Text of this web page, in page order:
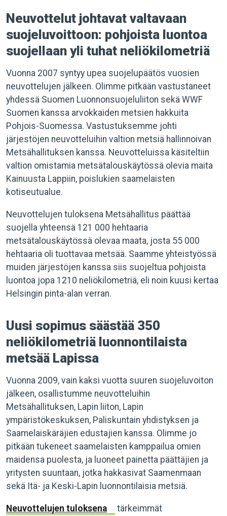
Neuvottelut johtavat valtavaan
suojeluvoittoon: pohjoista luontoa
suojellaan yli tuhat neliökilometriä
Vuonna 2007 syntyy upea suojelupäätös vuosien
neuvottelujen jälkeen. Olimme pitkään vastustaneet
yhdessä Suomen Luonnonsuojeluliiton sekä WWF
Suomen kanssa arvokkaiden metsien hakkuita
Pohjois-Suomessa. Vastustuksemme johti
järjestöjen neuvotteluihin valtion metsiä hallinnoivan
Metsähallituksen kanssa. Neuvotteluissa käsiteltiin
valtion omistamia metsätalouskäytössä olevia maita
Kainuusta Lappiin, poislukien saamelaisten
kotiseutualue.
Neuvottelujen tuloksena Metsähallitus päättää
suojella yhteensä 121 000 hehtaaria
metsätalouskäytössä olevaa maata, josta 55 000
hehtaaria oli tuottavaa metsää. Saamme yhteistyössä
muiden järjestöjen kanssa siis suojeltua pohjoista
luontoa jopa 1210 neliökilometriä, eli noin kuusi kertaa
Helsingin pinta-alan verran.
Uusi sopimus säästää 350
neliökilometriä luonnontilaista
metsää Lapissa
Vuonna 2009, vain kaksi vuotta suuren suojeluvoiton
jälkeen, osallistumme neuvotteluihin
Metsähallituksen, Lapin liiton, Lapin
ympäristökeskuksen, Paliskuntain yhdistyksen ja
Saamelaiskäräjien edustajien kanssa. Olimme jo
pitkään tukeneet saamelaisten kamppailua omien
maidensa puolesta, ja luoneet painetta päättäjien ja
yritysten suuntaan, jotka hakkasivat Saamenmaan
sekä Itä- ja Keski-Lapin luonnontilaisia metsiä.
Neuvottelujen tuloksena
tärkeimmät